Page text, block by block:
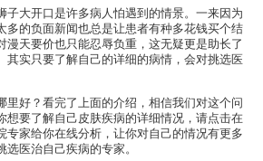
大开口是许多病人怕遇到的情景。一来因为
多的负面新闻也总是让患者有种多花钱买个结
漫天要价也只能忍辱负重，这无疑更是助长了
其实只要了解自己的详细的病情，会对挑选医
好？看完了上面的介绍，相信我们对这个问
想要了解自己皮肤疾病的详细情况，请点击在
专家给你在线分析，让你对自己的情况有更多
医治自己疾病的专家。